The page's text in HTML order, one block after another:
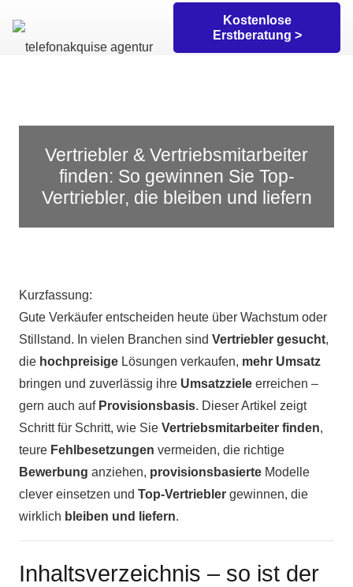
Kostenlose
Erstberatung >
Vertriebler & Vertriebsmitarbeiter
finden: So gewinnen Sie Top-
Vertriebler, die bleiben und liefern
Kurzfassung:
Gute Verkäufer entscheiden heute über Wachstum oder
Stillstand. In vielen Branchen sind Vertriebler gesucht,
die hochpreisige Lösungen verkaufen, mehr Umsatz
bringen und zuverlässig ihre Umsatzziele erreichen –
gern auch auf Provisionsbasis. Dieser Artikel zeigt
Schritt für Schritt, wie Sie Vertriebsmitarbeiter finden,
teure Fehlbesetzungen vermeiden, die richtige
Bewerbung anziehen, provisionsbasierte Modelle
clever einsetzen und Top-Vertriebler gewinnen, die
wirklich bleiben und liefern.
Inhaltsverzeichnis – so ist der